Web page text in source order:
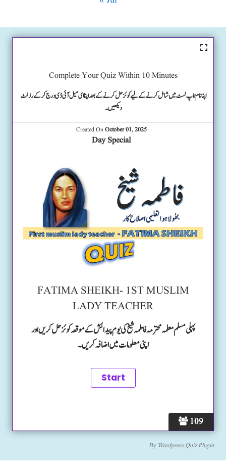
109
Complete Your Quiz Within 10 Minutes
اپنا نام ٹاپ لسٹ میں شامل کرنے کے لیے کوئز حل کرنے کے بعد اپنا ای میل آئی ڈی درج کرکے رزلٹ
دیکھیں۔
Created OnOctober 01, 2025
Day Special
FATIMA SHEIKH- 1ST MUSLIM
LADY TEACHER
پہلی مسلم معلمہ محترمہ فاطمہ شیخ کی یوم پیدائش کے موقعہ کوئز حل کریں اور
اپنی معلومات میں اضافہ کریں۔
By Wordpress Quiz Plugin